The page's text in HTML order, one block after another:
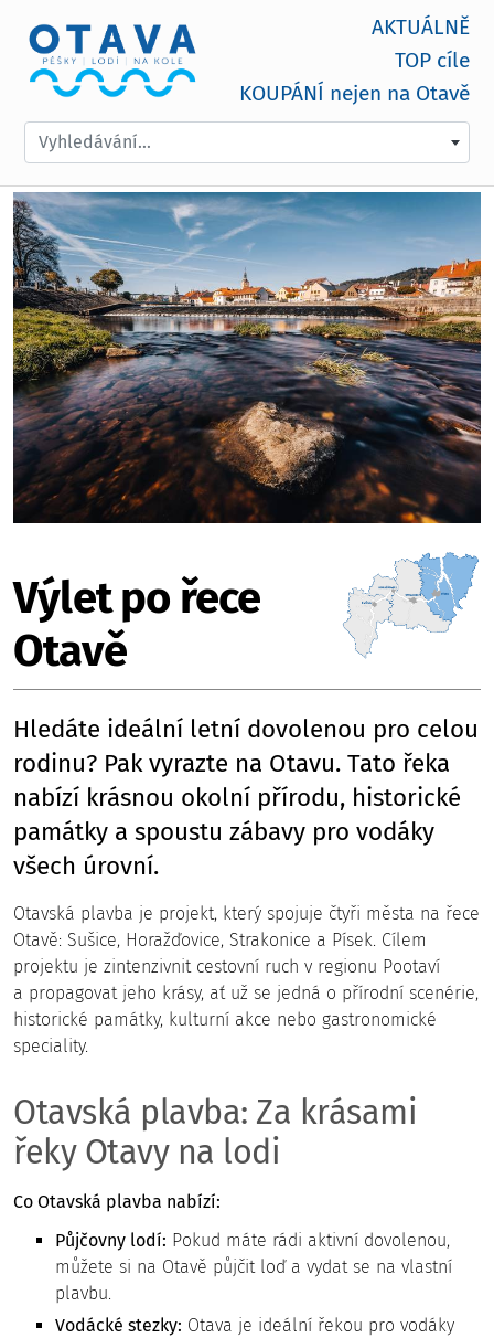
Vyhledávání...
AKTUÁLNĚ
TOP cíle
KOUPÁNÍ nejen na Otavě
Výlet po řece
Otavě
Hledáte ideální letní dovolenou pro celou
rodinu? Pak vyrazte na Otavu. Tato řeka
nabízí krásnou okolní přírodu, historické
památky a spoustu zábavy pro vodáky
všech úrovní.
Otavská plavba je projekt, který spojuje čtyři města na řece
Otavě: Sušice, Horažďovice, Strakonice a Písek. Cílem
projektu je zintenzivnit cestovní ruch v regionu Pootaví
a propagovat jeho krásy, ať už se jedná o přírodní scenérie,
historické památky, kulturní akce nebo gastronomické
speciality.
Otavská plavba: Za krásami
řeky Otavy na lodi
Co Otavská plavba nabízí:
Půjčovny lodí: Pokud máte rádi aktivní dovolenou,
můžete si na Otavě půjčit loď a vydat se na vlastní
plavbu.
Vodácké stezky: Otava je ideální řekou pro vodáky